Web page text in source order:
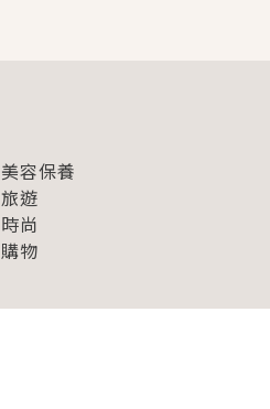
美容保養
旅遊
時尚
購物